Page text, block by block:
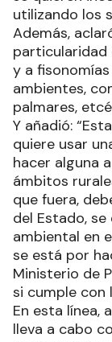
utilizando los
Además,
particularidad
y a
ambientes,
palmares,
Y añadió:
quiere usar
hacer alguna
ámbitos
que fuera,
del Estado,
ambiental en
se está por
Ministerio de
si cumple con
En esta línea,
lleva a cabo